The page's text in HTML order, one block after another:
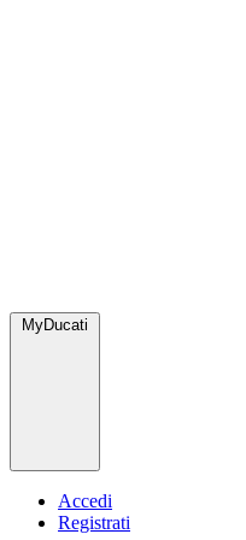
MyDucati
Accedi
Registrati